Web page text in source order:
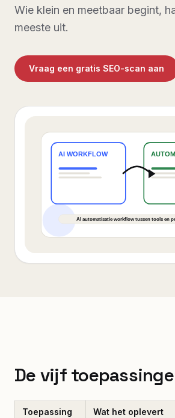
Wie klein en meetbaar begint,
meeste uit.
Vraag een gratis SEO-scan aan
De vijf
Toepassing Wat het oplevert